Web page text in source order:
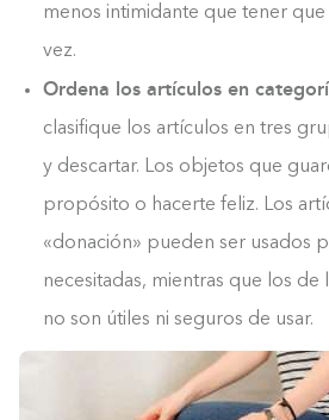
menos intimidante que tener
vez.
Ordena los artículos en
clasifique los artículos en tres
y descartar. Los objetos que
propósito o hacerte feliz. Los
«donación» pueden ser usados
necesitadas, mientras que los de
no son útiles ni seguros de usar.